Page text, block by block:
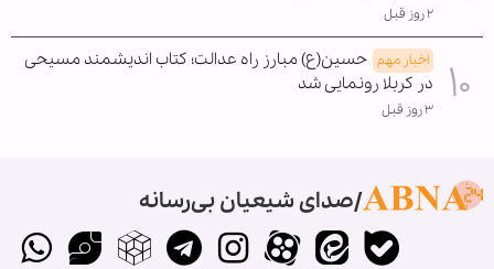
۲ روز قبل
اخبار مهم حسین(ع) مبارز راه عدالت؛ کتاب اندیشمند مسیحی
در کربلا رونمایی شد
۳ روز قبل
صدای شیعیان بی‌رسانه